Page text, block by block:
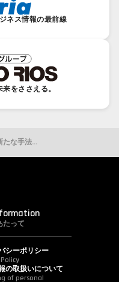
ネス情報の最前線
をささえる。
レーザーによる「洗浄」の新たな手法を確立！溶接・切断・錆取りまで実現した溶接機「SUNMAX-FL-LCW」
たって
シーポリシー
の取扱いについて
of personal